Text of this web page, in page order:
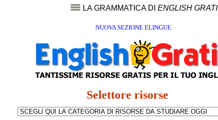
LA GRAMMATICA DI ENGLISH
NUOVA SEZIONE ELINGUE
Selettore risorse